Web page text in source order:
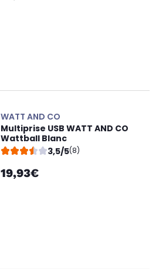
WATT AND CO
Multiprise USB WATT AND CO
Wattball Blanc
3,5/5(8)
19,93€